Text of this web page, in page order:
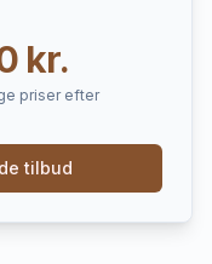
kr.
priser efter
tilbud